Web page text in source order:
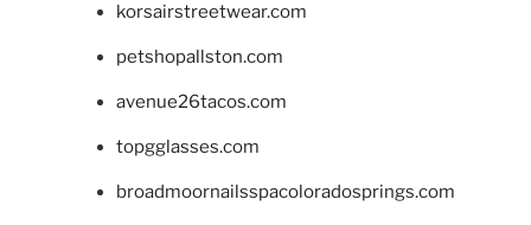
korsairstreetwear.com
petshopallston.com
avenue26tacos.com
topgglasses.com
broadmoornailsspacoloradosprings.com